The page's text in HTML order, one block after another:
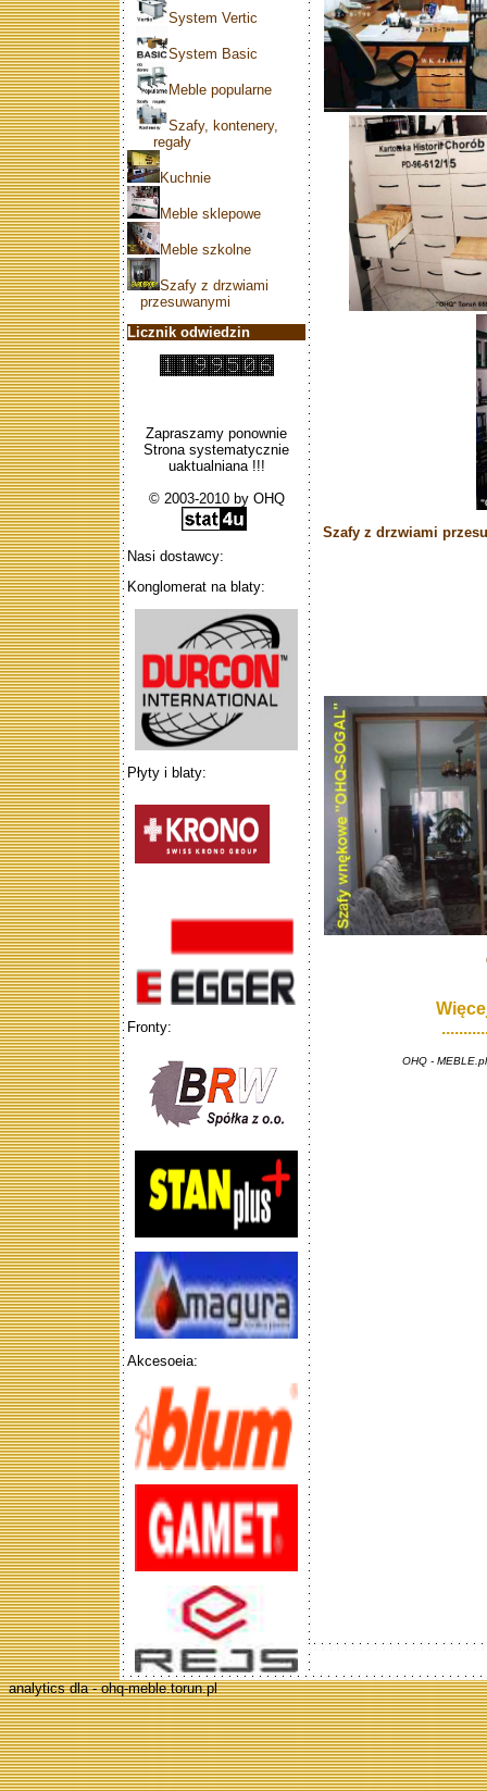
System Vertic
System Basic
Meble popularne
Szafy, kontenery,
regały
Kuchnie
Meble sklepowe
Meble szkolne
Szafy z drzwiami
przesuwanymi
Licznik odwiedzin
Zapraszamy ponownie
Strona systematycznie
uaktualniana !!!
© 2003-2010 by OHQ
Nasi dostawcy:
Konglomerat na blaty:
Płyty i blaty:
Fronty:
Akcesoeia:
Szafy z drzwiami
OHQ -
analytics dla - ohq-meble.torun.pl